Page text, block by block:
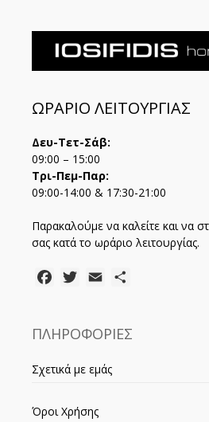
ΩΡΑΡΙΟ ΛΕΙΤΟΥΡΓΙΑΣ
Δευ-Τετ-Σάβ:
09:00 – 15:00
Τρι-Πεμ-Παρ:
09:00-14:00 & 17:30-21:00
Παρακαλούμε να καλείτε και να
σας κατά το ωράριο λειτουργίας.
FacebookTwitter
Email
ΠΛΗΡΟΦΟΡΙΕΣ
Σχετικά με εμάς
Όροι Χρήσης